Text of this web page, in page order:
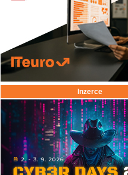
Inzerce